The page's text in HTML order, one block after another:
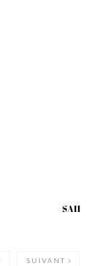
SAIE
SUIVANT